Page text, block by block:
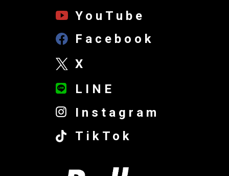
YouTube
Facebook
X
LINE
Instagram
TikTok